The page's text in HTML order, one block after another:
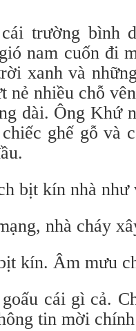
trường bình
nam cuốn đi
xanh và
nẻ nhiều chỗ
dài. Ông Khứ
ghế gỗ và
bịt kín nhà như
nhà cháy
kín. Âm mưu
cái gì cả.
tin mời